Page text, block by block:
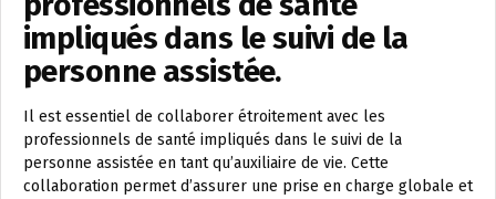
impliqués dans le suivi de la
personne assistée.
Il est essentiel de collaborer étroitement avec les
professionnels de santé impliqués dans le suivi de la
personne assistée en tant qu’auxiliaire de vie. Cette
collaboration permet d’assurer une prise en charge globale et